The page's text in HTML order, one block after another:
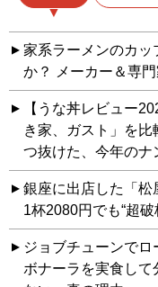
家系ラーメンのカッ
か？ メーカー＆専
【うな丼レビュー
き家、ガスト」を
つ抜けた、今年のナ
銀座に出店した「
1杯2080円でも“超破
ジョブチューンでロ
ボナーラを実食し